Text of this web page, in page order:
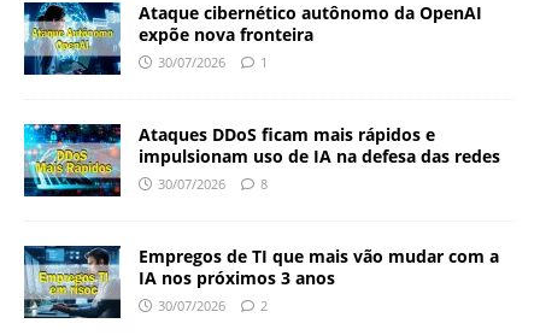
Ataque cibernético autônomo da OpenAI
expõe nova fronteira
30/07/2026 1
Ataques DDoS ficam mais rápidos e
impulsionam uso de IA na defesa das redes
30/07/2026 8
Empregos de TI que mais vão mudar com a
IA nos próximos 3 anos
30/07/2026 2